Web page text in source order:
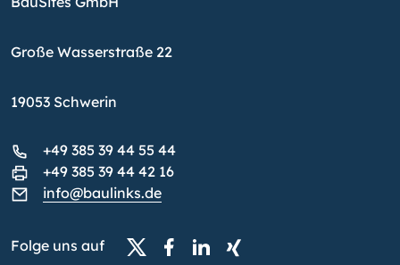
Große Wasserstraße 22
19053 Schwerin
+49 385 39 44 55 44
+49 385 39 44 42 16
info@baulinks.de
Folge uns auf